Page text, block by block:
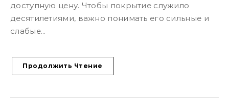
доступную цену. Чтобы покрытие служило
десятилетиями, важно понимать его сильные и
слабые...
Продолжить Чтение